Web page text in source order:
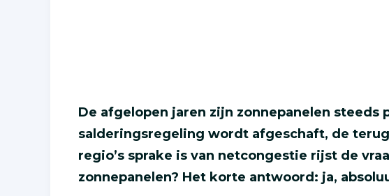
De afgelopen jaren zijn zonnepanelen
salderingsregeling wordt afgeschaft, de
regio’s sprake is van netcongestie rijst de
zonnepanelen? Het korte antwoord: ja,